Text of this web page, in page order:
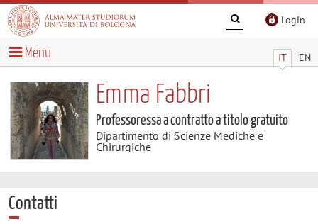
Login
IT EN
Menu
Emma Fabbri
Professoressa a contratto a titolo gratuito
Dipartimento di Scienze Mediche e
Chirurgiche
Contatti